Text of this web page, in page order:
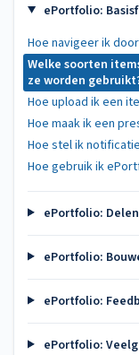
ePortfolio:
Hoe navigeer ik
Welke soorten
ze worden
Hoe upload ik een
Hoe maak ik een
Hoe stel ik
Hoe gebruik ik
ePortfolio:
ePortfolio:
ePortfolio:
ePortfolio: